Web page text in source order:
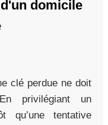
domicile
clé perdue ne doit
privilégiant un
qu’une tentative